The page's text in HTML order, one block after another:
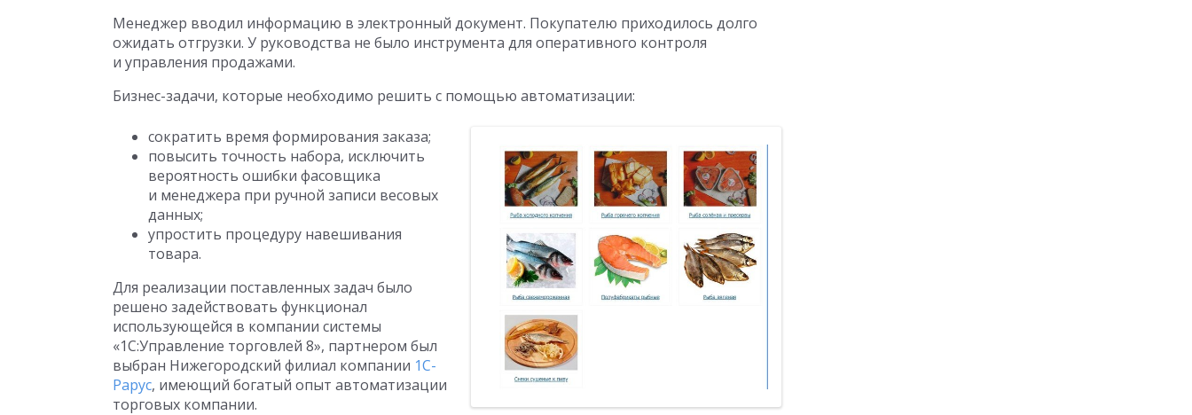
Менеджер вводил информацию в электронный документ. Покупателю приходилось долго
ожидать отгрузки. У руководства не было инструмента для оперативного контроля
и управления продажами.
Бизнес-задачи, которые необходимо решить с помощью автоматизации:
сократить время формирования заказа;
повысить точность набора, исключить
вероятность ошибки фасовщика
и менеджера при ручной записи весовых
данных;
упростить процедуру навешивания
товара.
Для реализации поставленных задач было
решено задействовать функционал
использующейся в компании системы
«1С:Управление торговлей 8», партнером был
выбран Нижегородский филиал компании 1С-
Рарус, имеющий богатый опыт автоматизации
торговых компании.